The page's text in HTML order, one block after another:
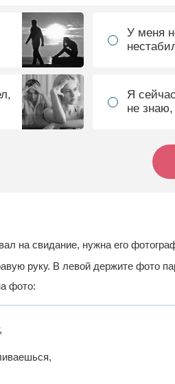
У меня
Я
не
на свидание, нужна его
руку. В левой держите фото
фото: